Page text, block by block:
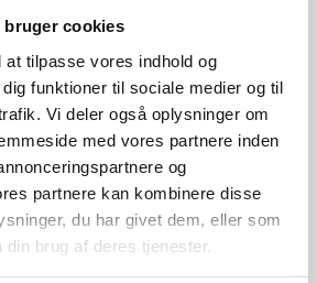
bruger cookies
tilpasse vores indhold og
funktioner til sociale medier og til
Vi deler også oplysninger om
med vores partnere inden
og
partnere kan kombinere disse
du har givet dem, eller som
brug af deres tjenester.
er en
handler om stolthed,
og som
over vores
og de øvrige
vi holder.
op om alliancens arbejde